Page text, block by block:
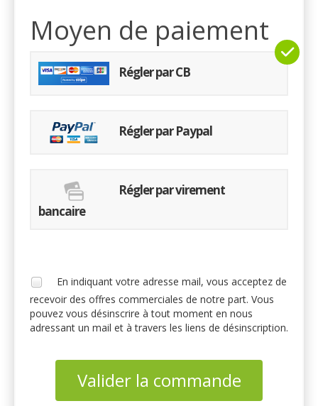
Moyen de paiement
Régler par CB
Régler par Paypal
Régler par virement
bancaire
En indiquant votre adresse mail, vous acceptez de
recevoir des offres commerciales de notre part. Vous
pouvez vous désinscrire à tout moment en nous
adressant un mail et à travers les liens de désinscription.
Valider la commande